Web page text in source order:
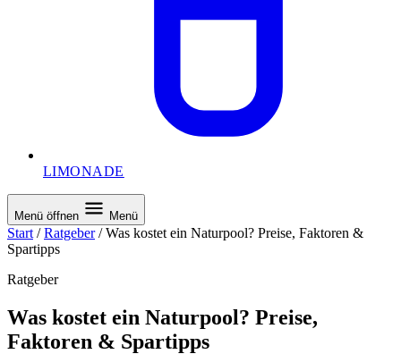
LIMONADE
Menü öffnen Menü
Start / Ratgeber / Was kostet ein Naturpool? Preise, Faktoren &
Spartipps
Ratgeber
Was kostet ein Naturpool? Preise,
Faktoren & Spartipps